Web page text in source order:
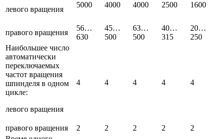
левого вращения
5000
4000
4000
2500
1600
правого вращения
56…
630
45…
500
63…
500
40…
315
20…
250
Наибольшее число
автоматически
переключаемых
частот вращения
шпинделя в одном
цикле:
левого вращения
4 4 4 4 4
правого вращения 2 2 2 2
2